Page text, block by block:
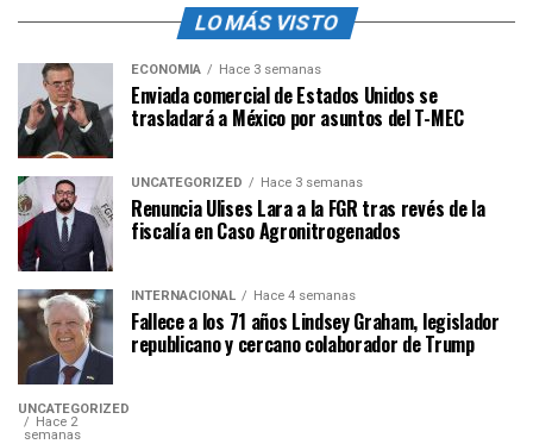
LO MÁS VISTO
ECONOMÍA Hace 3 semanas
Enviada comercial de Estados Unidos se
trasladará a México por asuntos del T-MEC
UNCATEGORIZED Hace 3 semanas
Renuncia Ulises Lara a la FGR tras revés de la
fiscalía en Caso Agronitrogenados
INTERNACIONAL Hace 4 semanas
Fallece a los 71 años Lindsey Graham, legislador
republicano y cercano colaborador de Trump
UNCATEGORIZED
Hace 2
semanas